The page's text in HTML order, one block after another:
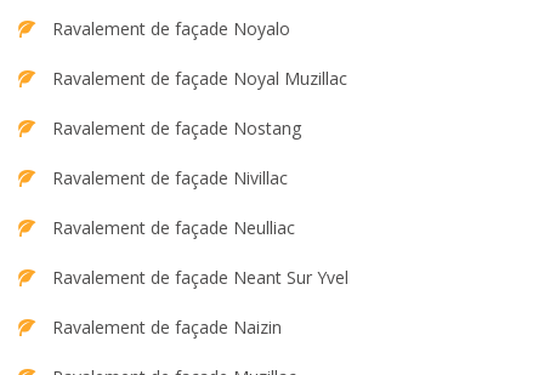
Ravalement de façade Noyalo
Ravalement de façade Noyal Muzillac
Ravalement de façade Nostang
Ravalement de façade Nivillac
Ravalement de façade Neulliac
Ravalement de façade Neant Sur Yvel
Ravalement de façade Naizin